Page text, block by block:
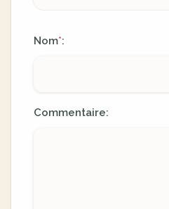
Nom*:
Commentaire: